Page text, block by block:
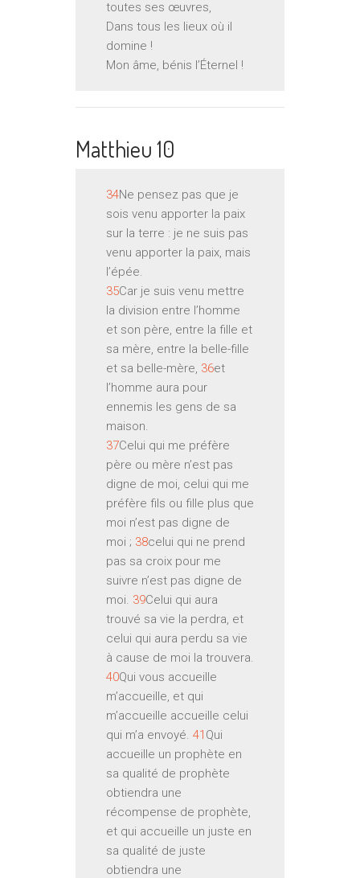
toutes ses œuvres,
Dans tous les lieux où il
domine !
Mon âme, bénis l’Éternel !
Matthieu 10
34Ne pensez pas que je
sois venu apporter la paix
sur la terre : je ne suis pas
venu apporter la paix, mais
l’épée.
35Car je suis venu mettre
la division entre l’homme
et son père, entre la fille et
sa mère, entre la belle-fille
et sa belle-mère, 36et
l’homme aura pour
ennemis les gens de sa
maison.
37Celui qui me préfère
père ou mère n’est pas
digne de moi, celui qui me
préfère fils ou fille plus que
moi n’est pas digne de
moi ; 38celui qui ne prend
pas sa croix pour me
suivre n’est pas digne de
moi. 39Celui qui aura
trouvé sa vie la perdra, et
celui qui aura perdu sa vie
à cause de moi la trouvera.
40Qui vous accueille
m’accueille, et qui
m’accueille accueille celui
qui m’a envoyé. 41 Qui
accueille un prophète en
sa qualité de prophète
obtiendra une
récompense de prophète,
et qui accueille un juste en
sa qualité de juste
obtiendra une